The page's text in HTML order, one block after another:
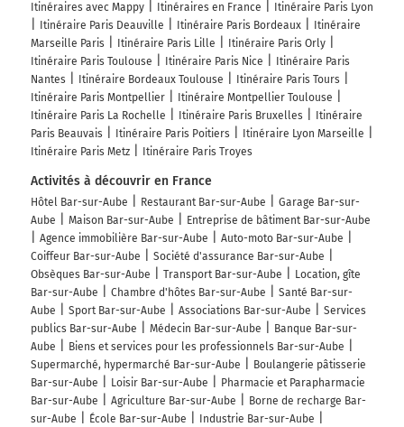
Itinéraires avec Mappy Itinéraires en France
Itinéraire Paris Lyon
Itinéraire Paris Deauville
Itinéraire Paris Bordeaux
Itinéraire
Marseille Paris
Itinéraire Paris Lille
Itinéraire Paris Orly
Itinéraire Paris Toulouse
Itinéraire Paris Nice
Itinéraire Paris
Nantes
Itinéraire Bordeaux Toulouse
Itinéraire Paris Tours
Itinéraire Paris Montpellier
Itinéraire Montpellier Toulouse
Itinéraire Paris La Rochelle
Itinéraire Paris Bruxelles
Itinéraire
Paris Beauvais
Itinéraire Paris Poitiers
Itinéraire Lyon Marseille
Itinéraire Paris Metz
Itinéraire Paris Troyes
Activités à découvrir en France
Hôtel Bar-sur-Aube Restaurant Bar-sur-Aube
Garage Bar-sur-
Aube
Maison Bar-sur-Aube
Entreprise de bâtiment Bar-sur-Aube
Agence immobilière Bar-sur-Aube
Auto-moto Bar-sur-Aube
Coiffeur Bar-sur-Aube
Société d'assurance Bar-sur-Aube
Obsèques Bar-sur-Aube
Transport Bar-sur-Aube
Location, gîte
Bar-sur-Aube
Chambre d'hôtes Bar-sur-Aube
Santé Bar-sur-
Aube
Sport Bar-sur-Aube Associations Bar-sur-Aube
Services
publics Bar-sur-Aube
Médecin Bar-sur-Aube
Banque Bar-sur-
Aube
Biens et services pour les professionnels Bar-sur-Aube
Supermarché, hypermarché Bar-sur-Aube
Boulangerie pâtisserie
Bar-sur-Aube
Loisir Bar-sur-Aube
Pharmacie et Parapharmacie
Bar-sur-Aube
Agriculture Bar-sur-Aube
Borne de recharge Bar-
sur-Aube
École Bar-sur-Aube
Industrie Bar-sur-Aube